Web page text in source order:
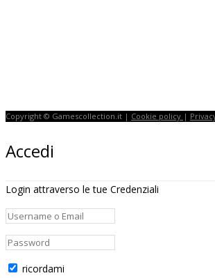
Copyright © Gamescollection.it | Cookie policy |
Accedi
Login attraverso le tue Credenziali
ricordami